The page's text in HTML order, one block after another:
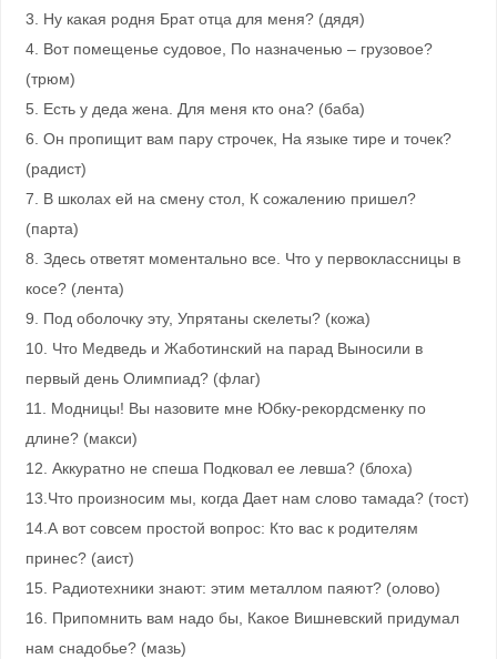
3. Ну какая родня Брат отца для меня? (дядя)
4. Вот помещенье судовое, По назначенью – грузовое?
(трюм)
5. Есть у деда жена. Для меня кто она? (баба)
6. Он пропищит вам пару строчек, На языке тире и точек?
(радист)
7. В школах ей на смену стол, К сожалению пришел?
(парта)
8. Здесь ответят моментально все. Что у первоклассницы в
косе? (лента)
9. Под оболочку эту, Упрятаны скелеты? (кожа)
10. Что Медведь и Жаботинский на парад Выносили в
первый день Олимпиад? (флаг)
11. Модницы! Вы назовите мне Юбку-рекордсменку по
длине? (макси)
12. Аккуратно не спеша Подковал ее левша? (блоха)
13.Что произносим мы, когда Дает нам слово тамада? (тост)
14.А вот совсем простой вопрос: Кто вас к родителям
принес? (аист)
15. Радиотехники знают: этим металлом паяют? (олово)
16. Припомнить вам надо бы, Какое Вишневский придумал
нам снадобье? (мазь)